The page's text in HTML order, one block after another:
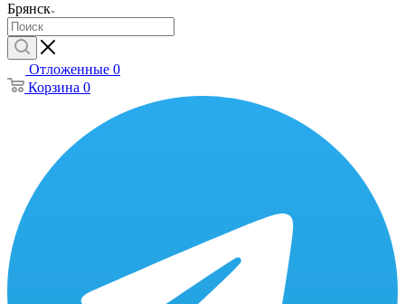
Брянск
Отложенные 0
Корзина 0